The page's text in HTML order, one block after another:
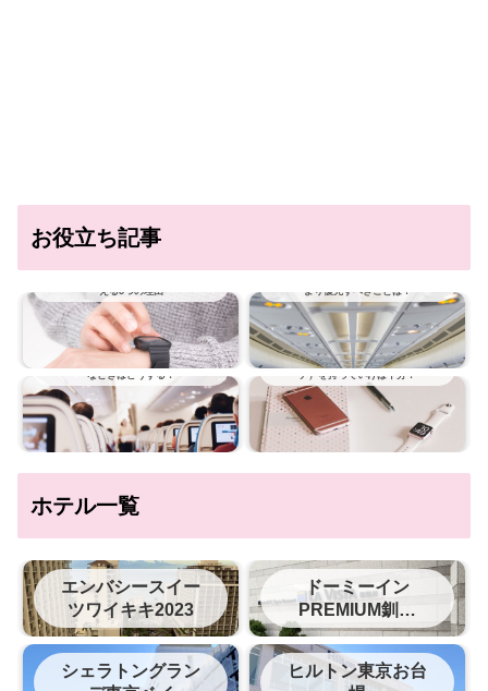
お役立ち記事
える3つの理由
より優先すべきことは？
飛行機に乗っているときの大ピンチ！こん
なときはどうする？
旅行にApple Watch（アップル ウオッ
チ）を持っていけば十分？
ホテル一覧
エンバシースイー
ツワイキキ2023
ドーミーイン
PREMIUM釧路
（旧ラビスタ釧路
川）
シェラトングラン
ヒルトン東京お台